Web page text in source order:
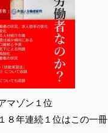
マゾン１位
８年連続１位はこの一冊